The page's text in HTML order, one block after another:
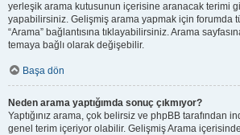
yerleşik arama kutusunun içerisine aranacak terimi
yapabilirsiniz. Gelişmiş arama yapmak için forumda
“Arama” bağlantısına tıklayabilirsiniz. Arama
temaya bağlı olarak değişebilir.
Başa dön
Neden arama yaptığımda sonuç çıkmıyor?
Yaptığınız arama, çok belirsiz ve phpBB tarafından
genel terim içeriyor olabilir. Gelişmiş Arama